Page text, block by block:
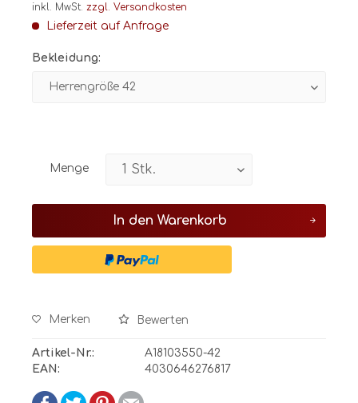
inkl. MwSt. zzgl. Versandkosten
Lieferzeit auf Anfrage
Bekleidung:
Menge
In den Warenkorb
Merken Bewerten
Artikel-Nr.:
A18103550-42
EAN:
4030646276817